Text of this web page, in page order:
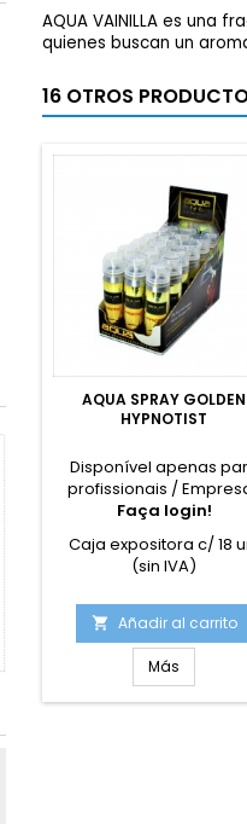
AQUA VAINILLA es una
quienes buscan un
16 OTROS
AQUA SPRAY GOLDEN
HYPNOTIST
Disponível apenas
profissionais /
Faça login!
Caja expositora c/ 18
(sin IVA)
 Añadir al carrito
Más